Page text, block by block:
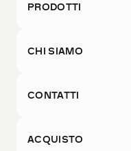
PRODOTTI
CHI SIAMO
CONTATTI
ACQUISTO